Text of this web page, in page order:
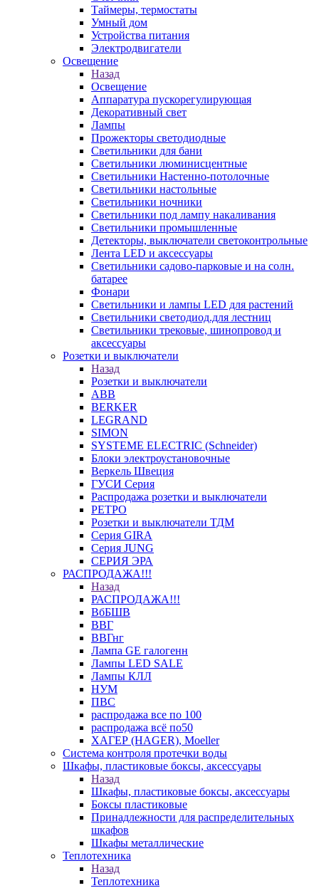
Таймеры, термостаты
Умный дом
Устройства питания
Электродвигатели
Освещение
Назад
Освещение
Аппаратура пускорегулирующая
Декоративный свет
Лампы
Прожекторы светодиодные
Светильники для бани
Светильники люминисцентные
Светильники Настенно-потолочные
Светильники настольные
Светильники ночники
Светильники под лампу накаливания
Светильники промышленные
Детекторы, выключатели светоконтрольные
Лента LED и аксессуары
Светильники садово-парковые и на солн.
батарее
Фонари
Светильники и лампы LED для растений
Светильники светодиод.для лестниц
Светильники трековые, шинопровод и
аксессуары
Розетки и выключатели
Назад
Розетки и выключатели
ABB
BERKER
LEGRAND
SIMON
SYSTEME ELECTRIC (Schneider)
Блоки электроустановочные
Веркель Швеция
ГУСИ Серия
Распродажа розетки и выключатели
РЕТРО
Розетки и выключатели ТДМ
Серия GIRA
Серия JUNG
СЕРИЯ ЭРА
РАСПРОДАЖА!!!
Назад
РАСПРОДАЖА!!!
ВбБШВ
ВВГ
ВВГнг
Лампа GE галогенн
Лампы LED SALE
Лампы КЛЛ
НУМ
ПВС
распродажа все по 100
распродажа всё по50
ХАГЕР (HAGER), Moeller
Система контроля протечки воды
Шкафы, пластиковые боксы, аксессуары
Назад
Шкафы, пластиковые боксы, аксессуары
Боксы пластиковые
Принадлежности для распределительных
шкафов
Шкафы металлические
Теплотехника
Назад
Теплотехника